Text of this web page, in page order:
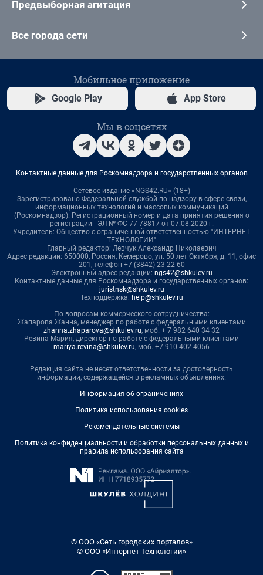
Предвыборная агитация
Все города сети
Мобильное приложение
Google Play App Store
Мы в соцсетях
Контактные данные для Роскомнадзора и государственных органов
Сетевое издание «NGS42.RU» (18+)
Зарегистрировано Федеральной службой по надзору в сфере связи,
информационных технологий и массовых коммуникаций
(Роскомнадзор). Регистрационный номер и дата принятия решения о
регистрации - ЭЛ № ФС 77-78817 от 07.08.2020 г.
Учредитель: Общество с ограниченной ответственностью "ИНТЕРНЕТ
ТЕХНОЛОГИИ"
Главный редактор: Левчук Александр Николаевич
Адрес редакции: 650000, Россия, Кемерово, ул. 50 лет Октября, д. 11, офис
201, телефон +7 (3842) 23-22-60
Электронный адрес редакции: ngs42@shkulev.ru
Контактные данные для Роскомнадзора и государственных органов:
juristnsk@shkulev.ru
Техподдержка: help@shkulev.ru
По вопросам коммерческого сотрудничества:
Жапарова Жанна, менеджер по работе с федеральными клиентами
zhanna.zhaparova@shkulev.ru, моб. + 7 982 640 34 32
Ревина Мария, директор по работе с федеральными клиентами
mariya.revina@shkulev.ru, моб. +7 910 402 4056
Редакция сайта не несет ответственности за достоверность
информации, содержащейся в рекламных объявлениях.
Информация об ограничениях
Политика использования cookies
Рекомендательные системы
Политика конфиденциальности и обработки персональных данных и
правила использования сайта
© ООО «Сеть городских порталов»
© ООО «Интернет Технологии»